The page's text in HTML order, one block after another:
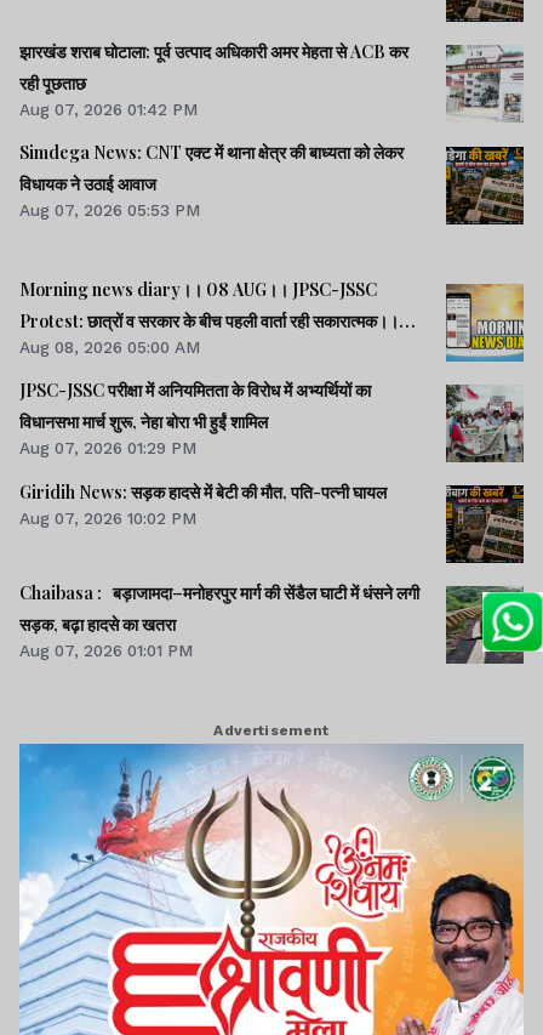
झारखंड शराब घोटाला: पूर्व उत्पाद अधिकारी अमर मेहता से ACB कर
रही पूछताछ
Aug 07, 2026 01:42 PM
Simdega News: CNT एक्ट में थाना क्षेत्र की बाध्यता को लेकर
विधायक ने उठाई आवाज
Aug 07, 2026 05:53 PM
Morning news diary।। 08 AUG।। JPSC-JSSC
Protest: छात्रों व सरकार के बीच पहली वार्ता रही सकारात्मक।।
साइबर क्राइम मामलों की जांच में झारखंड पुलिस फिसड्डी।।संसद में
विपक्षी दलों का हंगामा, कार्यवाही स्थगित।। समेत कई खबरें व वीडियो.
Aug 08, 2026 05:00 AM
JPSC-JSSC परीक्षा में अनियमितता के विरोध में अभ्यर्थियों का
विधानसभा मार्च शुरू, नेहा बोरा भी हुईं शामिल
Aug 07, 2026 01:29 PM
Giridih News: सड़क हादसे में बेटी की मौत, पति-पत्नी घायल
Aug 07, 2026 10:02 PM
Chaibasa : बड़ाजामदा–मनोहरपुर मार्ग की सेंडैल घाटी में धंसने लगी
सड़क, बढ़ा हादसे का खतरा
Aug 07, 2026 01:01 PM
Advertisement